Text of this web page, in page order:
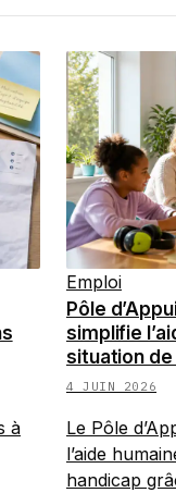
à
Emploi
Pôle
simplifie
situation de
4 JUIN 2026
Le Pôle
l’aide
handicap